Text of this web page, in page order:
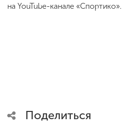
на YouTube-канале «Спортико».
Поделиться